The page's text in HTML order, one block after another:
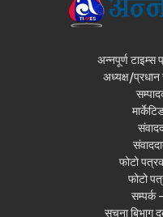
अन्नपूर्ण टाइम्स
अध्यक्ष/
फोटो
फोटो
सूचना बिभाग